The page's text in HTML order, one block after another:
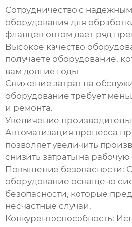
Сотрудничество с
оборудования для
фланцев оптом дает ряд
Высокое качество
получаете оборудование,
вам долгие годы.
Снижение затрат на
оборудование требует
и ремонта.
Увеличение
Автоматизация процесса
позволяет увеличить
снизить затраты на рабочую
Повышение безопасности:
оборудование оснащено
безопасности, которые
несчастные случаи.
Конкурентоспособность: